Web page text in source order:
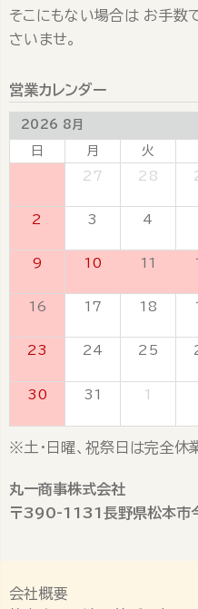
そこにもない場合は お手数
さいませ。
営業カレンダー
2026 8月
日 月 火
27 28
2 3 4
9 10 11
16 17 18
23 24 25
30 31 1
※土・日曜、祝祭日は完全休
丸一商事株式会社
〒390-1131長野県松本市
会社概要